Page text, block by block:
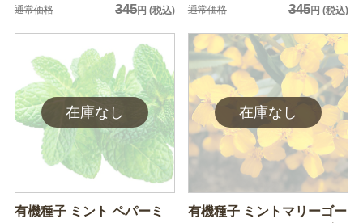
通常価格 345円(税込) 通常価格 345円(税込)
有機種子 ミント ペパーミ
有機種子 ミントマリーゴー